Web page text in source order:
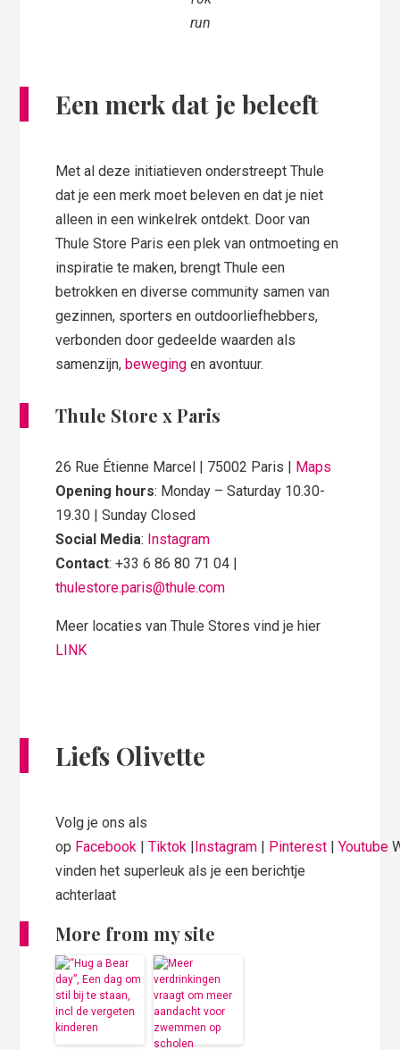
run
Een merk dat je beleeft
Met al deze initiatieven onderstreept Thule
dat je een merk moet beleven en dat je niet
alleen in een winkelrek ontdekt. Door van
Thule Store Paris een plek van ontmoeting en
inspiratie te maken, brengt Thule een
betrokken en diverse community samen van
gezinnen, sporters en outdoorliefhebbers,
verbonden door gedeelde waarden als
samenzijn,beweging en avontuur.
Thule Store x Paris
26 Rue Étienne Marcel | 75002 Paris | Maps
Opening hours: Monday – Saturday 10.30-
19.30 | Sunday Closed
Social Media: Instagram
Contact: +33 6 86 80 71 04 |
thulestore.paris@thule.com
Meer locaties van Thule Stores vind je hier
LINK
Liefs Olivette
Volg je ons als
op Facebook |Tiktok |Instagram | Pinterest |Youtube
vinden het superleuk als je een berichtje
achterlaat
More from my site